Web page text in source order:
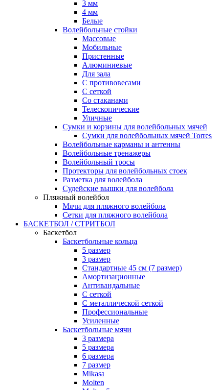
3 мм
4 мм
Белые
Волейбольные стойки
Массовые
Мобильные
Пристенные
Алюминиевые
Для зала
С противовесами
С сеткой
Со стаканами
Телескопические
Уличные
Сумки и корзины для волейбольных мячей
Сумки для волейбольных мячей Torres
Волейбольные карманы и антенны
Волейбольные тренажеры
Волейбольный тросы
Протекторы для волейбольных стоек
Разметка для волейбола
Судейские вышки для волейбола
Пляжный волейбол
Мячи для пляжного волейбола
Сетки для пляжного волейбола
БАСКЕТБОЛ / СТРИТБОЛ
Баскетбол
Баскетбольные кольца
5 размер
3 размер
Стандартные 45 см (7 размер)
Амортизационные
Антивандальные
С сеткой
С металлической сеткой
Профессиональные
Усиленные
Баскетбольные мячи
3 размера
5 размера
6 размера
7 размер
Mikasa
Molten